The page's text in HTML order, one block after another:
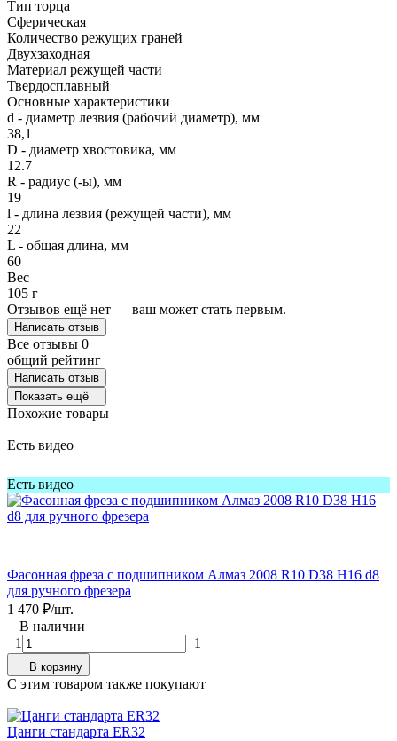
Тип торца
Сферическая
Количество режущих граней
Двухзаходная
Материал режущей части
Твердосплавный
Основные характеристики
d - диаметр лезвия (рабочий диаметр), мм
38,1
D - диаметр хвостовика, мм
12.7
R - радиус (-ы), мм
19
l - длина лезвия (режущей части), мм
22
L - общая длина, мм
60
Вес
105 г
Отзывов ещё нет — ваш может стать первым.
Написать отзыв
Все отзывы 0
общий рейтинг
Написать отзыв
Показать ещё
Похожие товары
Есть видео
Есть видео
Фасонная фреза с подшипником Алмаз 2008 R10 D38 H16 d8
для ручного фрезера
1 470 ₽/шт.
В наличии
1
1
В корзину
C этим товаром также покупают
Цанги стандарта ER32